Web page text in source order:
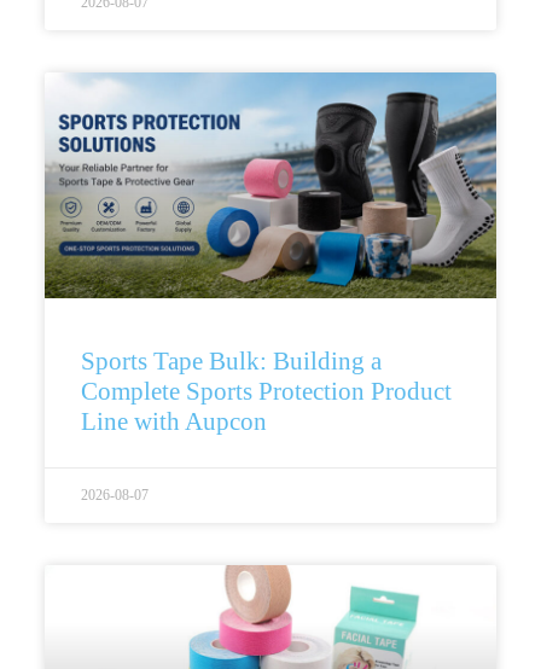
Sports Tape Bulk: Building a
Complete Sports Protection Product
Line with Aupcon
2026-08-07